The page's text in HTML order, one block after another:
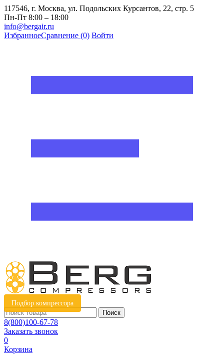
117546, г. Москва, ул. Подольских Курсантов, 22, стр. 5
Пн-Пт 8:00 – 18:00
info@bergair.ru
ИзбранноеСравнение (0) Войти
Подбор компрессора
Поиск
8(800)100-67-78
Заказать звонок
0
Корзина